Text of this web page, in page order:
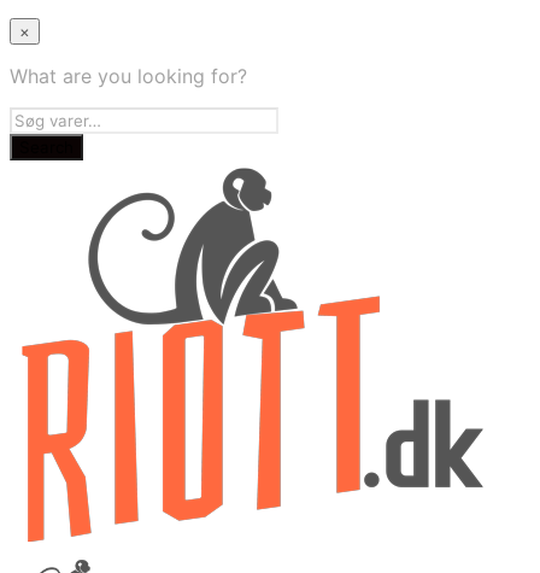
×
What are you looking for?